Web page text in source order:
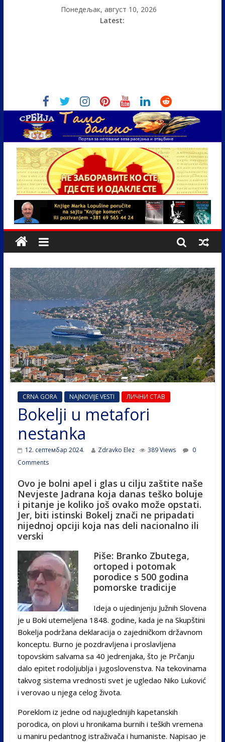
Понедељак, август 10, 2026
Latest:
CRNA GORA NAJNOVIJE VESTI ЛИЧНИ СТАВ
Bokelji u metafori
nestanka
12. септембар 2024. Zdravko Elez 389 Views
0
Comments
Ovo je bolni apel i glas u cilju zaštite naše
Nevjeste Jadrana koja danas teško boluje
i pitanje je koliko još ovako može opstati.
Jer, biti istinski Bokelj znači ne pripadati
nijednoj opciji koja nas deli nacionalno ili
verski
Piše: Branko Zbutega,
ortoped i potomak
porodice s 500 godina
pomorske tradicije
Ideja o ujedinjenju Južnih Slovena
je u Boki utemeljena 1848. godine, kada je na Skupštini
Bokelja podržana deklaracija o zajedničkom državnom
konceptu. Burno je pozdravljena i proslavljena
topovskim salvama sa 40 jedrenjaka, što je Prčanju
dalo epitet rodoljublja i jugoslovenstva. Na tekovinama
takvog sistema vrednosti svet je ugledao Niko Luković
i verovao u njega celog života.
Poreklom iz jedne od najuglednijih kapetanskih
porodica, on plovi u hronikama burnih i teških vremena
u maniru pedantnog istraživača i humaniste. Napisao je